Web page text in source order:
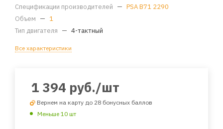
Спецификации производителей — PSA B71 2290
Объем — 1
Тип двигателя — 4-тактный
Все характеристики
1 394 руб./шт
Вернем на карту до 28 бонусных баллов
Меньше 10 шт